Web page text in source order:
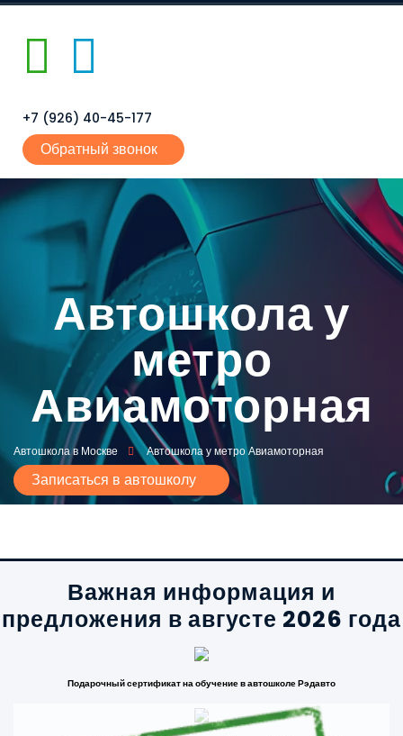
+7 (926) 40-45-177
Обратный звонок
Автошкола у
метро
Авиамоторная
Автошкола в Москве Автошкола у метро Авиамоторная
Записаться в автошколу
Важная информация и
предложения в августе 2026 года
Подарочный сертификат на обучение в автошколе Рэдавто